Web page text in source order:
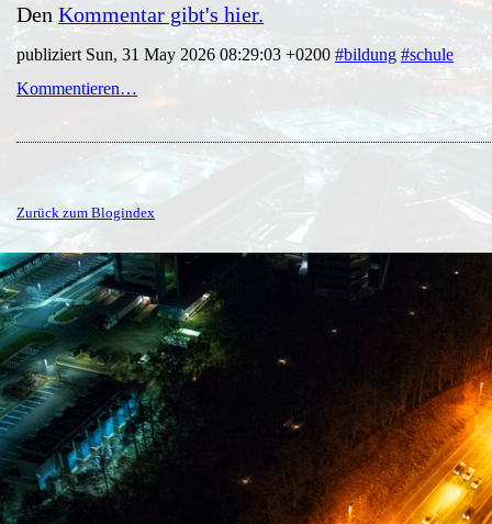
Den Kommentar gibt's hier.
publiziert Sun, 31 May 2026 08:29:03 +0200 #bildung #schule
Kommentieren…
Zurück zum Blogindex